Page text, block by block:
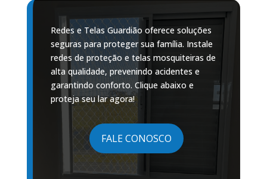
Redes e Telas Guardião oferece soluções
seguras para proteger sua família. Instale
redes de proteção e telas mosquiteiras de
alta qualidade, prevenindo acidentes e
garantindo conforto. Clique abaixo e
proteja seu lar agora!
FALE CONOSCO